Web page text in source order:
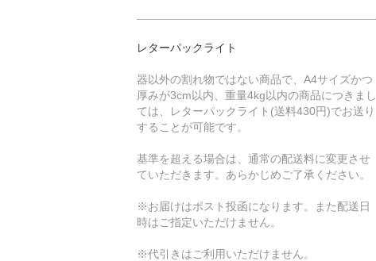
レターパックライト
器以外の割れ物ではない商品で、A4サイズかつ
厚みが3cm以内、重量4kg以内の商品につきまし
ては、レターパックライト(送料430円)でお送り
することが可能です。
基準を超える場合は、通常の配送料に変更させ
ていただきます。あらかじめご了承ください。
※お届けはポスト投函になります。また配送日
時はご指定いただけません。
※代引きはご利用いただけません。